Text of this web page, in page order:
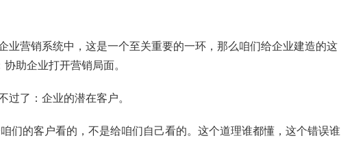
业营销系统中，这是一个至关重要的一环，那么咱们给企业建造的这
助企业打开营销局面。
过了：企业的潜在客户。
们的客户看的，不是给咱们自己看的。这个道理谁都懂，这个错误谁